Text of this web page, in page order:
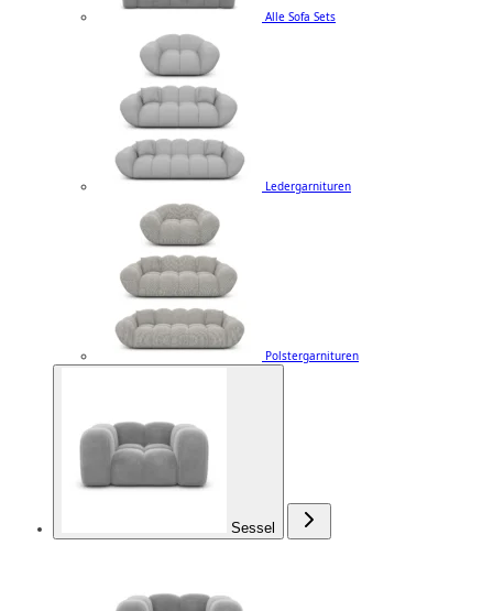
Alle Sofa Sets
Ledergarnituren
Polstergarnituren
Sessel